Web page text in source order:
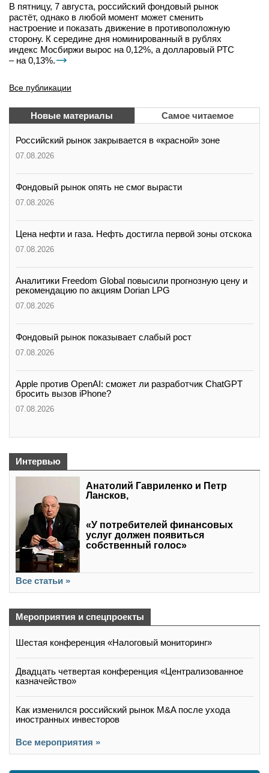
В пятницу, 7 августа, российский фондовый рынок
растёт, однако в любой момент может сменить
настроение и показать движение в противоположную
сторону. К середине дня номинированный в рублях
индекс Мосбиржи вырос на 0,12%, а долларовый РТС
– на 0,13%.
Все публикации
Новые материалы Самое читаемое
Российский рынок закрывается в «красной» зоне
07.08.2026
Фондовый рынок опять не смог вырасти
07.08.2026
Цена нефти и газа. Нефть достигла первой зоны отскока
07.08.2026
Аналитики Freedom Global повысили прогнозную цену и
рекомендацию по акциям Dorian LPG
07.08.2026
Фондовый рынок показывает слабый рост
07.08.2026
Apple против OpenAI: сможет ли разработчик ChatGPT
бросить вызов iPhone?
07.08.2026
Интервью
Анатолий Гавриленко и Петр
Лансков,
«У потребителей финансовых
услуг должен появиться
собственный голос»
Все статьи »
Мероприятия и спецпроекты
Шестая конференция «Налоговый мониторинг»
Двадцать четвертая конференция «Централизованное
казначейство»
Как изменился российский рынок M&A после ухода
иностранных инвесторов
Все мероприятия »